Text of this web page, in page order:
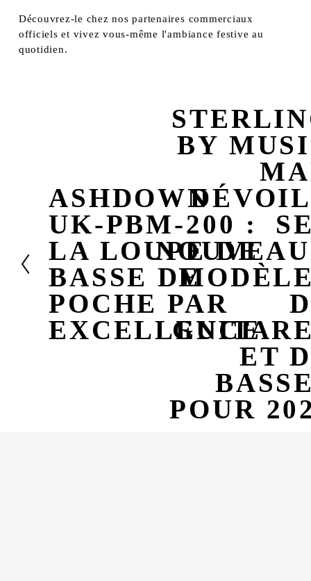
Découvrez-le chez nos partenaires commerciaux
officiels et vivez vous-même l'ambiance festive au
quotidien.
P
r
d
e
n
t
ASHDOWN
UK-PBM-200 :
LA LOUPE DE
BASSE DE
POCHE PAR
EXCELLENCE
n
BY
ET
POUR